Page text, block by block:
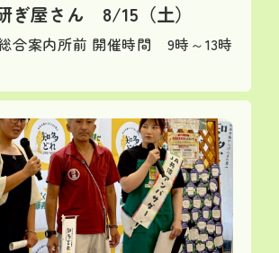
ぎ屋さん 8/15（土）
合案内所前 開催時間 9時～13時